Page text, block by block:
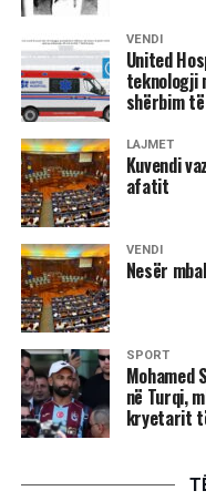
Arian Tahiri: LVV po
për të prodhuar krizë
Nga radhët e Partisë
deklaroi se dita e
vendin, duke theksuar
cenuar rëndë rendi
LVV ka vota për ta
propozojnë emër dhe
politike,” tha Tahiri
Sipas Tahirit, refuzimi i
propozimin e kandidatit
përpjekje e
vend.
përplasje fizike mes
VENDI
United
teknologji
shërbim
LAJMET
Kuvendi
afatit
VENDI
Nesër
SPORT
Mohamed
në Turqi,
kryetarit